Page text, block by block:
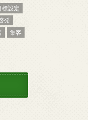
標設定
発
集客